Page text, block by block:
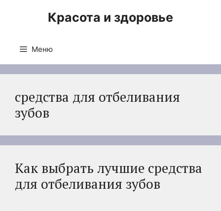
Красота и здоровье
Меню
средства для отбеливания
зубов
Как выбрать лучшие средства
для отбеливания зубов